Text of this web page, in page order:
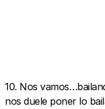
10. Nos
nos duele poner lo